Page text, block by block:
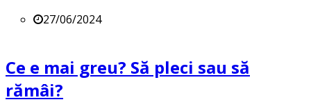
27/06/2024
Ce e mai greu? Să pleci sau să
rămâi?